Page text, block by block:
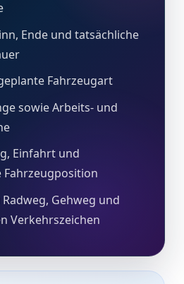
Ende und tatsächliche
Fahrzeugart
sowie Arbeits- und
Einfahrt und
Fahrzeugposition
Gehweg und
Verkehrszeichen